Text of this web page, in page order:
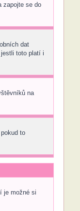
zapojte se do
dat
toto platí i
na
to
je možné si